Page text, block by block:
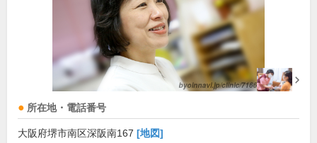
所在地・電話番号
大阪府堺市南区深阪南167 [地図]